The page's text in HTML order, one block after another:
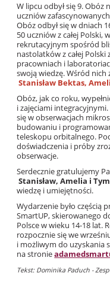
W lipcu odbył się 9. Obóz
uczniów
Obóz odbył się w dniach
50 uczniów z całej
rekrutacyjnym spośród
nastolatków z całej Polski
pracowniach i
swoją wiedzę. Wśród nich
Stanisław Bektas,
Obóz, jak co roku,
i zajęciami
się w obserwacjach
budowaniu i
teleskopu orbitalnego.
doświadczenia i próby
obserwacje.
Serdecznie gratulujemy
Stanisław, Amelia i
wiedzę i umiejętności.
Wydarzenie było częścią
SmartUP, skierowanego
Polsce w wieku 14-18 lat.
rozpocznie się we
i możliwym do uzyskania
na stronie
Tekst: Dominika Paduch -